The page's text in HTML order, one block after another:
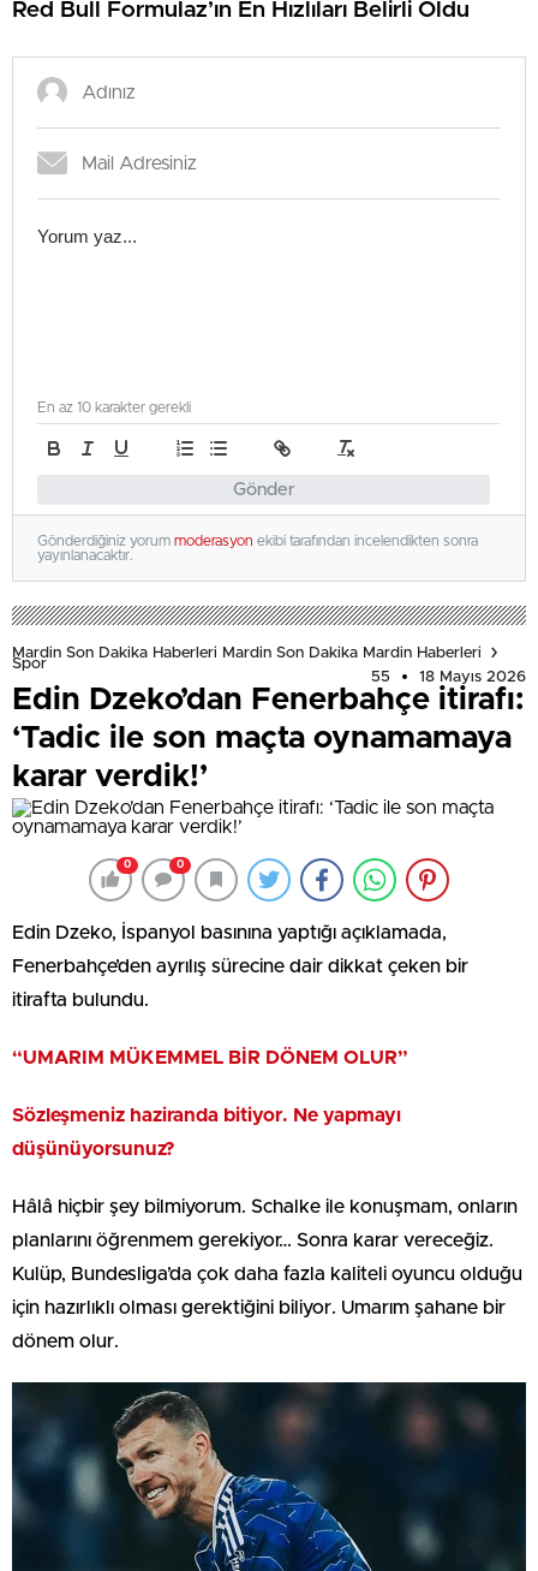
Red Bull Formulaz’ın En Hızlıları Belirli Oldu
Gönder
En az 10 karakter gerekli
Gönderdiğiniz yorum moderasyon ekibi tarafından incelendikten sonra
yayınlanacaktır.
Mardin Son Dakika Haberleri Mardin Son Dakika Mardin Haberleri
Spor
55
18 Mayıs 2026
Edin Dzeko’dan Fenerbahçe itirafı:
‘Tadic ile son maçta oynamamaya
karar verdik!’
0 0
Edin Dzeko, İspanyol basınına yaptığı açıklamada,
Fenerbahçe’den ayrılış sürecine dair dikkat çeken bir
itirafta bulundu.
“UMARIM MÜKEMMEL BİR DÖNEM OLUR”
Sözleşmeniz haziranda bitiyor. Ne yapmayı
düşünüyorsunuz?
Hâlâ hiçbir şey bilmiyorum. Schalke ile konuşmam, onların
planlarını öğrenmem gerekiyor… Sonra karar vereceğiz.
Kulüp, Bundesliga’da çok daha fazla kaliteli oyuncu olduğu
için hazırlıklı olması gerektiğini biliyor. Umarım şahane bir
dönem olur.